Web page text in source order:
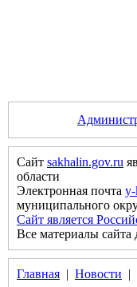
Сайт sakhalin.gov.ru
области
Электронная почта y-
муниципального
Сайт является
Все материалы
Главная | Новости |